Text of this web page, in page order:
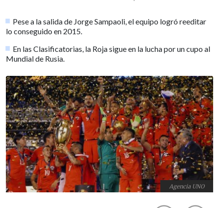
Pese a la salida de Jorge Sampaoli, el equipo logró reeditar
lo conseguido en 2015.
En las Clasificatorias, la Roja sigue en la lucha por un cupo al
Mundial de Rusia.
Agencia UNO